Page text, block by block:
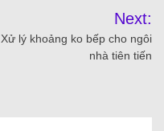
Next:
Xử lý khoảng ko bếp cho ngôi
nhà tiên tiến